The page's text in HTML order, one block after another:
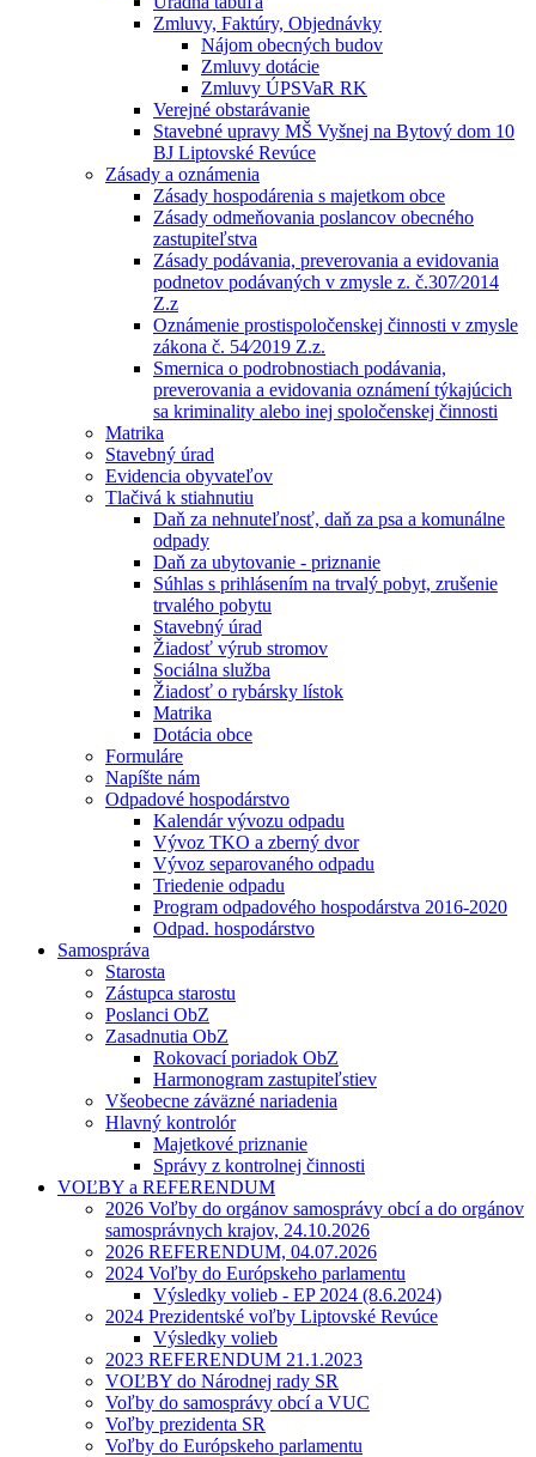
Zmluvy, Faktúry, Objednávky
Nájom obecných budov
Zmluvy dotácie
Zmluvy ÚPSVaR RK
Verejné obstarávanie
Stavebné upravy MŠ Vyšnej na Bytový dom 10
BJ Liptovské Revúce
Zásady a oznámenia
Zásady hospodárenia s majetkom obce
Zásady odmeňovania poslancov obecného
zastupiteľstva
Zásady podávania, preverovania a evidovania
podnetov podávaných v zmysle z. č.307⁄2014
Z.z
Oznámenie prostispoločenskej činnosti v zmysle
zákona č. 54⁄2019 Z.z.
Smernica o podrobnostiach podávania,
preverovania a evidovania oznámení týkajúcich
sa kriminality alebo inej spoločenskej činnosti
Matrika
Stavebný úrad
Evidencia obyvateľov
Tlačivá k stiahnutiu
Daň za nehnuteľnosť, daň za psa a komunálne
odpady
Daň za ubytovanie - priznanie
Súhlas s prihlásením na trvalý pobyt, zrušenie
trvalého pobytu
Stavebný úrad
Žiadosť výrub stromov
Sociálna služba
Žiadosť o rybársky lístok
Matrika
Dotácia obce
Formuláre
Napíšte nám
Odpadové hospodárstvo
Kalendár vývozu odpadu
Vývoz TKO a zberný dvor
Vývoz separovaného odpadu
Triedenie odpadu
Program odpadového hospodárstva 2016-2020
Odpad. hospodárstvo
Samospráva
Starosta
Zástupca starostu
Poslanci ObZ
Zasadnutia ObZ
Rokovací poriadok ObZ
Harmonogram zastupiteľstiev
Všeobecne záväzné nariadenia
Hlavný kontrolór
Majetkové priznanie
Správy z kontrolnej činnosti
VOĽBY a REFERENDUM
2026 Voľby do orgánov samosprávy obcí a do orgánov
samosprávnych krajov, 24.10.2026
2026 REFERENDUM, 04.07.2026
2024 Voľby do Európskeho parlamentu
Výsledky volieb - EP 2024 (8.6.2024)
2024 Prezidentské voľby Liptovské Revúce
Výsledky volieb
2023 REFERENDUM 21.1.2023
VOĽBY do Národnej rady SR
Voľby do samosprávy obcí a VUC
Voľby prezidenta SR
Voľby do Európskeho parlamentu